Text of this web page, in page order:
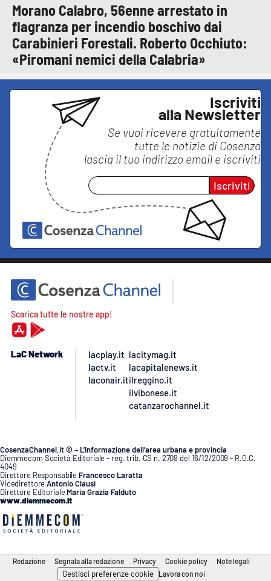
Morano Calabro, 56enne arrestato in
flagranza per incendio boschivo dai
Carabinieri Forestali. Roberto Occhiuto:
«Piromani nemici della Calabria»
Iscriviti
alla Newsletter
Se vuoi ricevere gratuitamente
tutte le notizie di Cosenza
lascia il tuo indirizzo email e iscriviti
Iscriviti
Scarica tutte le nostre app!
LaC Network
lacplay.it
lactv.it
laconair.it
lacitymag.it
lacapitalenews.it
ilreggino.it
ilvibonese.it
catanzarochannel.it
CosenzaChannel.it © – L’informazione dell’area urbana e provincia
Diemmecom Società Editoriale - reg. trib. CS n. 2709 del 16/12/2009 - R.O.C.
4049
Direttore Responsabile Francesco Laratta
VicedirettoreAntonio Clausi
Direttore Editoriale Maria Grazia Falduto
www.diemmecom.it
Redazione Segnala alla redazione Privacy Cookie policy Note legali
Gestisci preferenze cookie Lavora con noi